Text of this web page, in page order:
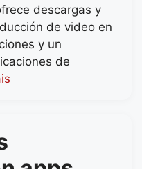
descargas y
de video en
y un
de